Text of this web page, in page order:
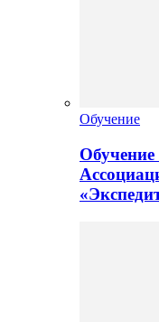
Обучение
Обучение